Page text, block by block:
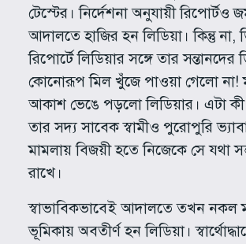
টেস্টের। নির্দেশনা অনুযায়ী রিপোর্টও
আদালতে হাজির হন লিডিয়া। কিন্তু না,
রিপোর্টে লিডিয়ার সঙ্গে তার
কোনোরূপ মিল খুঁজে পাওয়া গেলো না!
আকাশ ভেঙে পড়লো লিডিয়ার। এটা
তার সদ্য সাবেক স্বামীও পুরোপুরি
মামলায় বিজয়ী হতে নিজেকে সে যথা
রাখে।
স্বাভাবিকভাবেই আদালতে তখন নকল
ভূমিকায় অবতীর্ণ হন লিডিয়া।